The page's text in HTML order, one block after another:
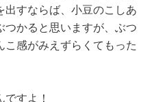
すならば、小豆のこしあ
かると思いますが、ぶつ
感がみえずらくてもった
すよ！